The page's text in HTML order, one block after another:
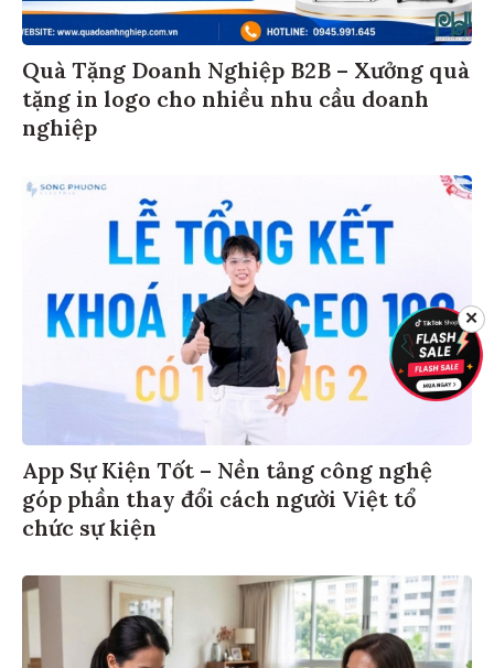
Quà Tặng Doanh Nghiệp B2B – Xưởng quà
tặng in logo cho nhiều nhu cầu doanh
nghiệp
App Sự Kiện Tốt – Nền tảng công nghệ
góp phần thay đổi cách người Việt tổ
chức sự kiện
✕